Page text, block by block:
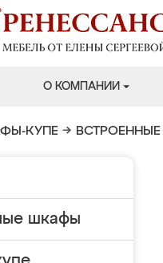
О КОМПАНИИ
КУПЕ →
шкафы